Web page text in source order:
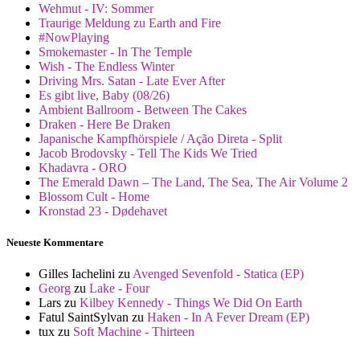
Wehmut - IV: Sommer
Traurige Meldung zu Earth and Fire
#NowPlaying
Smokemaster - In The Temple
Wish - The Endless Winter
Driving Mrs. Satan - Late Ever After
Es gibt live, Baby (08/26)
Ambient Ballroom - Between The Cakes
Draken - Here Be Draken
Japanische Kampfhörspiele / Ação Direta - Split
Jacob Brodovsky - Tell The Kids We Tried
Khadavra - ORO
The Emerald Dawn – The Land, The Sea, The Air Volume 2
Blossom Cult - Home
Kronstad 23 - Dødehavet
Neueste Kommentare
Gilles Iachelini zu Avenged Sevenfold - Statica (EP)
Georg zu Lake - Four
Lars zu Kilbey Kennedy - Things We Did On Earth
Fatul SaintSylvan zu Haken - In A Fever Dream (EP)
tux zu Soft Machine - Thirteen